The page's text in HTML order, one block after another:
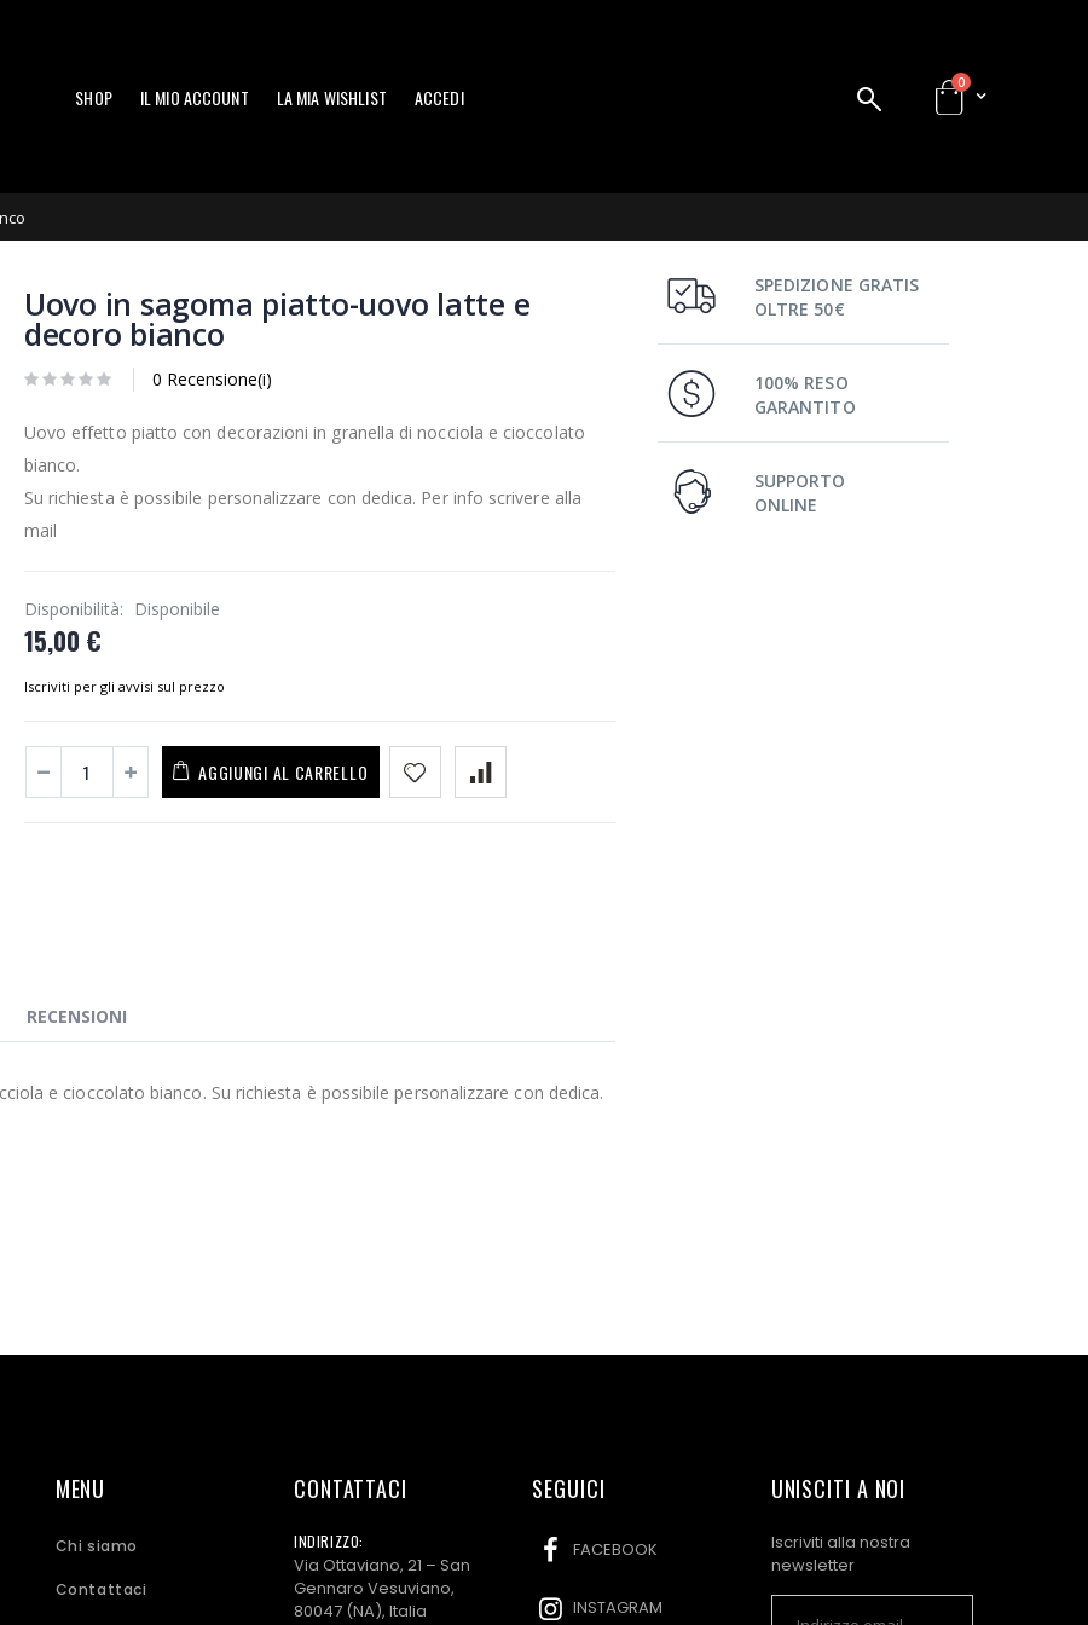
SHOP IL MIO ACCOUNT LA MIA WISHLIST ACCEDI
0
Uovo in sagoma piatto-uovo latte e
decoro bianco
0 Recensione(i)
Uovo effetto piatto con decorazioni in granella di nocciola e cioccolato
bianco.
Su richiesta è possibile personalizzare con dedica. Per info scrivere alla
mail
Disponibilità: Disponibile
15,00 €
Iscriviti per gli avvisi sul prezzo
AGGIUNGI AL CARRELLO
RECENSIONI
e cioccolato bianco. Su richiesta è possibile personalizzare con dedica.
SPEDIZIONE GRATIS
OLTRE 50€
100% RESO
GARANTITO
SUPPORTO
ONLINE
MENU
Chi siamo
Contattaci
CONTATTACI
INDIRIZZO:
Via Ottaviano, 21 – San
Gennaro Vesuviano,
80047 (NA), Italia
SEGUICI
FACEBOOK
INSTAGRAM
UNISCITI A NOI
Iscriviti alla nostra
newsletter